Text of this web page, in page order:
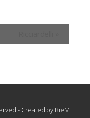
- Created by BieM